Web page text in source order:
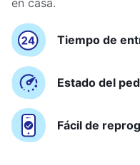
en casa.
Tiempo de
Estado del
Fácil de